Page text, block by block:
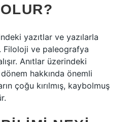
yazıtlar ve yazılarla
Filoloji ve paleografya
Anıtlar üzerindeki
hakkında önemli
çoğu kırılmış, kaybolmuş